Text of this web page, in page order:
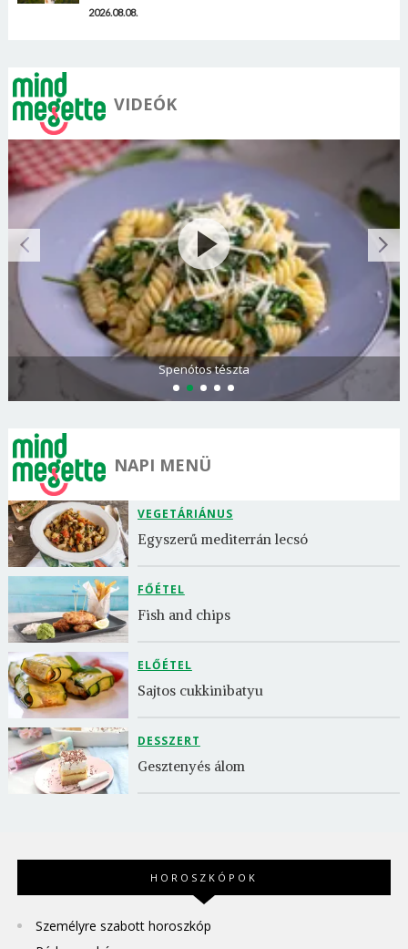
2026.08.08.
VIDEÓK
Spenótos tészta
NAPI MENÜ
VEGETÁRIÁNUS
Egyszerű mediterrán lecsó
FŐÉTEL
Fish and chips
ELŐÉTEL
Sajtos cukkinibatyu
DESSZERT
Gesztenyés álom
HOROSZKÓPOK
Személyre szabott horoszkóp